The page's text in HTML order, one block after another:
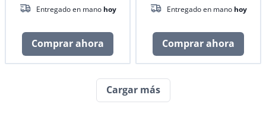
Entregado en mano hoy
Comprar ahora
Entregado en mano hoy
Comprar ahora
Cargar más